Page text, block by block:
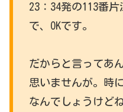
23：34発の113番
で、OKです。
だからと言ってあ
思いませんが。時
なんでしょうけど